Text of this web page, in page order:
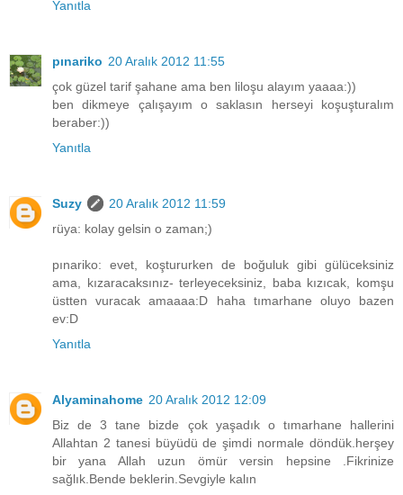
Yanıtla
pınariko 20 Aralık 2012 11:55
çok güzel tarif şahane ama ben liloşu alayım yaaaa:))
ben dikmeye çalışayım o saklasın herseyi koşuşturalım
beraber:))
Yanıtla
Suzy
20 Aralık 2012 11:59
rüya: kolay gelsin o zaman;)
pınariko: evet, koştururken de boğuluk gibi gülüceksiniz
ama, kızaracaksınız- terleyeceksiniz, baba kızıcak, komşu
üstten vuracak amaaaa:D haha tımarhane oluyo bazen
ev:D
Yanıtla
Alyaminahome 20 Aralık 2012 12:09
Biz de 3 tane bizde çok yaşadık o tımarhane hallerini
Allahtan 2 tanesi büyüdü de şimdi normale döndük.herşey
bir yana Allah uzun ömür versin hepsine .Fikrinize
sağlık.Bende beklerin.Sevgiyle kalın